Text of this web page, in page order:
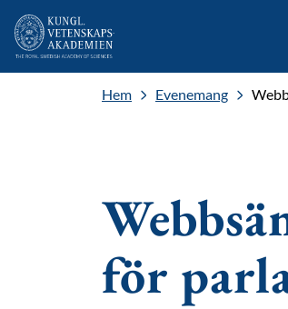
Hem Evenemang
för